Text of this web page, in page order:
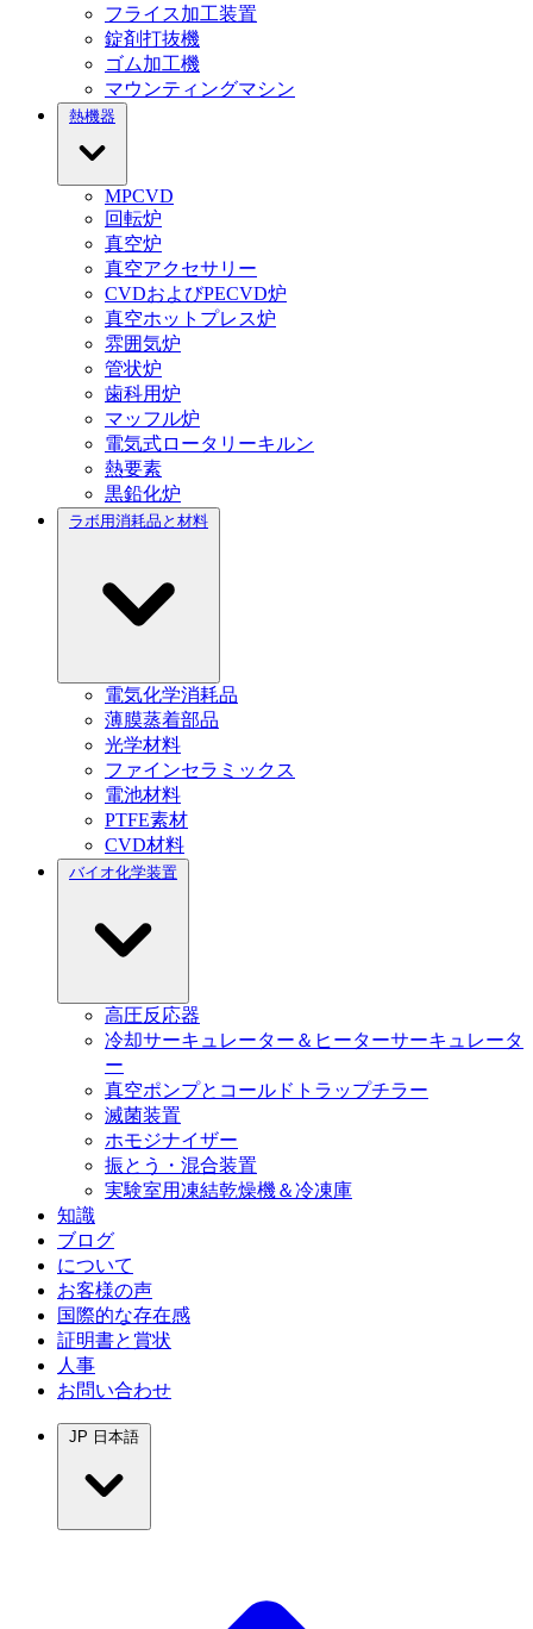
フライス加工装置
錠剤打抜機
ゴム加工機
マウンティングマシン
熱機器
MPCVD
回転炉
真空炉
真空アクセサリー
CVDおよびPECVD炉
真空ホットプレス炉
雰囲気炉
管状炉
歯科用炉
マッフル炉
電気式ロータリーキルン
熱要素
黒鉛化炉
ラボ用消耗品と材料
電気化学消耗品
薄膜蒸着部品
光学材料
ファインセラミックス
電池材料
PTFE素材
CVD材料
バイオ化学装置
高圧反応器
冷却サーキュレーター＆ヒーターサーキュレータ
ー
真空ポンプとコールドトラップチラー
滅菌装置
ホモジナイザー
振とう・混合装置
実験室用凍結乾燥機＆冷凍庫
知識
ブログ
について
お客様の声
国際的な存在感
証明書と賞状
人事
お問い合わせ
JP 日本語